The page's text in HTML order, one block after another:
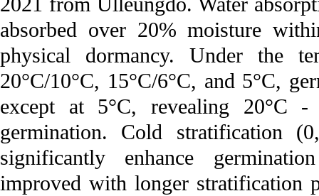
absorbed over 20% moisture
physical dormancy. Under the
20°C/10°C, 15°C/6°C, and 5°C,
except at 5°C, revealing 20°C
germination. Cold stratification
significantly enhance
improved with longer stratification